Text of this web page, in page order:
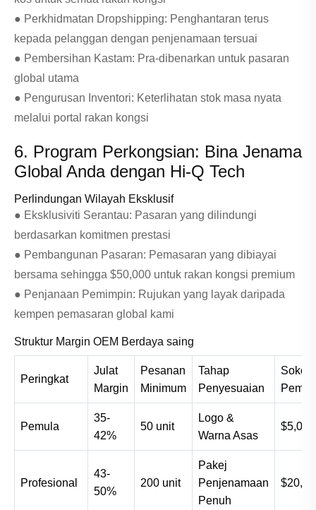
● Perkhidmatan Dropshipping: Penghantaran terus
kepada pelanggan dengan penjenamaan tersuai
● Pembersihan Kastam: Pra-dibenarkan untuk pasaran
global utama
● Pengurusan Inventori: Keterlihatan stok masa nyata
melalui portal rakan kongsi
6. Program Perkongsian: Bina Jenama
Global Anda dengan Hi-Q Tech
Perlindungan Wilayah Eksklusif
● Eksklusiviti Serantau: Pasaran yang dilindungi
berdasarkan komitmen prestasi
● Pembangunan Pasaran: Pemasaran yang dibiayai
bersama sehingga $50,000 untuk rakan kongsi premium
● Penjanaan Pemimpin: Rujukan yang layak daripada
kempen pemasaran global kami
Struktur Margin OEM Berdaya saing
Peringkat
Julat
Margin
Pesanan
Minimum
Tahap
Penyesuaian
Pemula
35-
42%
50 unit
Logo &
Warna Asas
$5,000
Profesional
43-
50%
200 unit
Pakej
Penjenamaan
Penuh